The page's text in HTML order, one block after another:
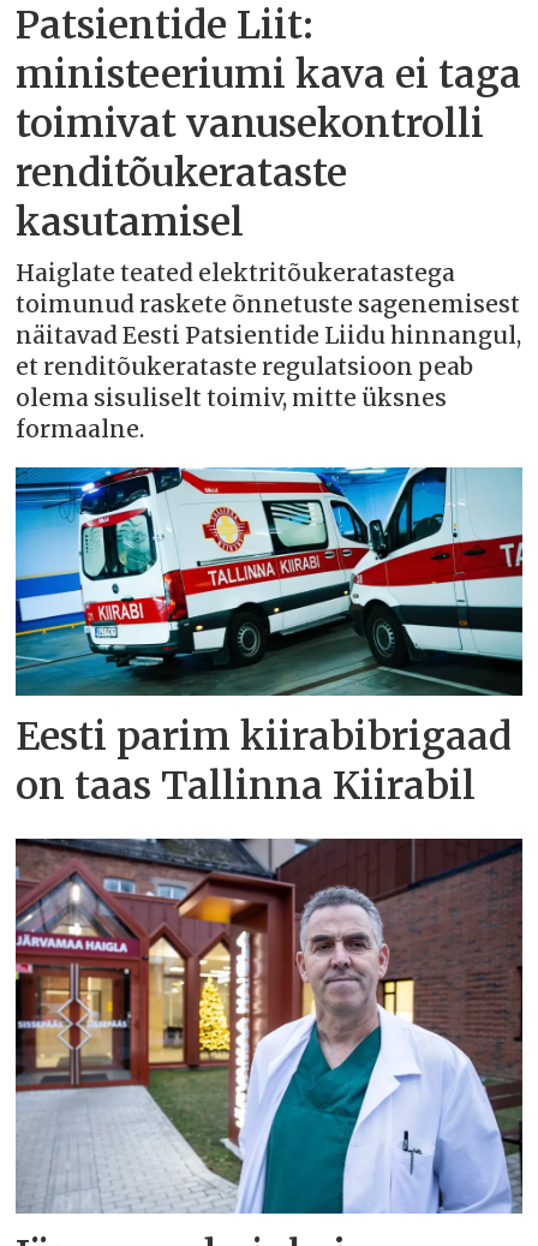
Patsientide Liit:
ministeeriumi kava ei taga
toimivat vanusekontrolli
renditõukerataste
kasutamisel
Haiglate teated elektritõukeratastega
toimunud raskete õnnetuste sagenemisest
näitavad Eesti Patsientide Liidu hinnangul,
et renditõukerataste regulatsioon peab
olema sisuliselt toimiv, mitte üksnes
formaalne.
Eesti parim kiirabibrigaad
on taas Tallinna Kiirabil